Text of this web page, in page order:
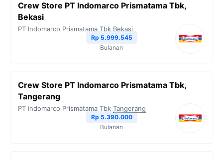
Crew Store PT Indomarco Prismatama Tbk,
Bekasi
PT Indomarco Prismatama Tbk Bekasi
Rp 5.999.545
Bulanan
Crew Store PT Indomarco Prismatama Tbk,
Tangerang
PT Indomarco Prismatama Tbk Tangerang
Rp 5.390.000
Bulanan